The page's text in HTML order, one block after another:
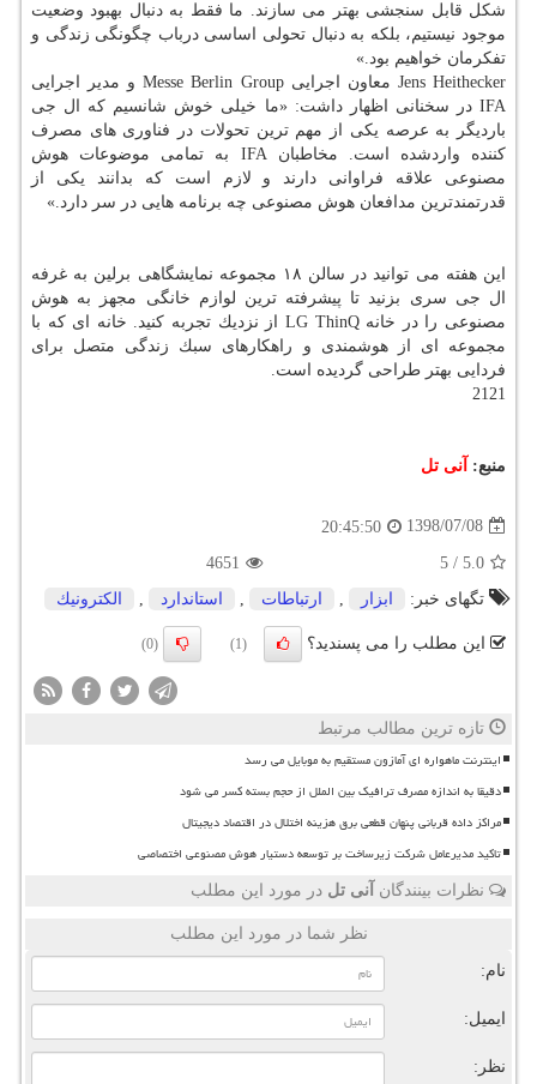
شكل قابل سنجشی بهتر می سازند. ما فقط به دنبال بهبود وضعیت
موجود نیستیم، بلكه به دنبال تحولی اساسی درباب چگونگی زندگی و
تفكرمان خواهیم بود.»
Jens Heithecker معاون اجرایی Messe Berlin Group و مدیر اجرایی
IFA در سخنانی اظهار داشت: «ما خیلی خوش شانسیم كه ال جی
باردیگر به عرصه یكی از مهم ترین تحولات در فناوری های مصرف
كننده واردشده است. مخاطبان IFA به تمامی موضوعات هوش
مصنوعی علاقه فراوانی دارند و لازم است كه بدانند یكی از
قدرتمندترین مدافعان هوش مصنوعی چه برنامه هایی در سر دارد.»
این هفته می توانید در سالن ۱۸ مجموعه نمایشگاهی برلین به غرفه
ال جی سری بزنید تا پیشرفته ترین لوازم خانگی مجهز به هوش
مصنوعی را در خانه LG ThinQ از نزدیك تجربه كنید. خانه ای كه با
مجموعه ای از هوشمندی و راهكارهای سبك زندگی متصل برای
فردایی بهتر طراحی گردیده است.
2121
منبع: آنی تل
1398/07/08
20:45:50
5.0
/
5
4651
تگهای خبر:
ابزار ارتباطات استاندارد الكترونیك
این مطلب را می پسندید؟ (1)
(0)
تازه ترین مطالب مرتبط
اینترنت ماهواره ای آمازون مستقیم به موبایل می رسد
دقیقا به اندازه مصرف ترافیک بین الملل از حجم بسته کسر می شود
مراکز داده قربانی پنهان قطعی برق هزینه اختلال در اقتصاد دیجیتال
تاکید مدیرعامل شرکت زیرساخت بر توسعه دستیار هوش مصنوعی اختصاصی
نظرات بینندگان آنی تل در مورد این مطلب
نظر شما در مورد این مطلب
نام:
ایمیل:
نظر: